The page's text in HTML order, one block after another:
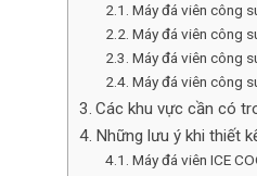
Máy đá viên công
Máy đá viên công
Máy đá viên công
Máy đá viên công
Các khu vực cần có
Những lưu ý khi thiết
Máy đá viên ICE